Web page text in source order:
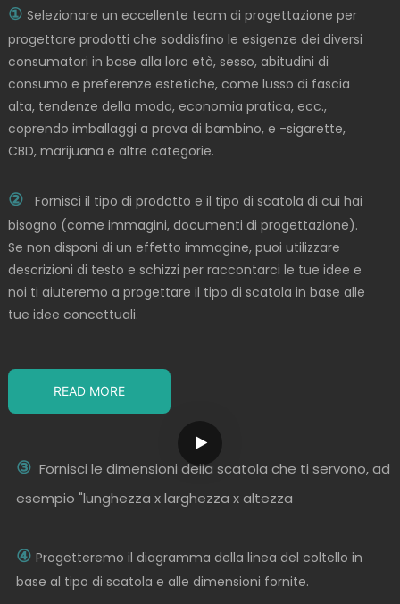
① Selezionare un eccellente team di progettazione per
progettare prodotti che soddisfino le esigenze dei diversi
consumatori in base alla loro età, sesso, abitudini di
consumo e preferenze estetiche, come lusso di fascia
alta, tendenze della moda, economia pratica, ecc.,
coprendo imballaggi a prova di bambino, e -sigarette,
CBD, marijuana e altre categorie.
②
Fornisci il tipo di prodotto e il tipo di scatola di cui hai
bisogno (come immagini, documenti di progettazione).
Se non disponi di un effetto immagine, puoi utilizzare
descrizioni di testo e schizzi per raccontarci le tue idee e
noi ti aiuteremo a progettare il tipo di scatola in base alle
tue idee concettuali.
READ MORE
③ Fornisci le dimensioni della scatola che ti servono, ad
esempio "lunghezza x larghezza x altezza
④ Progetteremo il diagramma della linea del coltello in
base al tipo di scatola e alle dimensioni fornite.